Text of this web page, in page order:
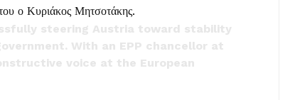
ο Κυριάκος Μητσοτάκης.
steering Austria toward stability
With an EPP chancellor at
voice at the European